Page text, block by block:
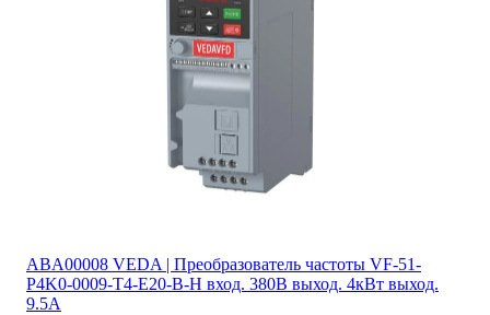
ABA00008 VEDA | Преобразователь частоты VF-51-
P4K0-0009-T4-E20-B-H вход. 380В выход. 4кВт выход.
9.5А